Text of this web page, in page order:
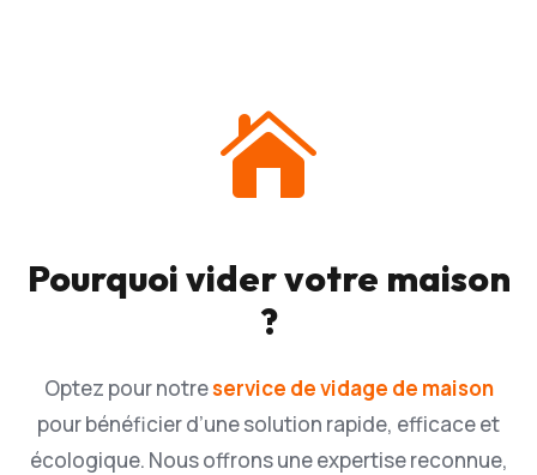

Pourquoi vider votre maison
?
Optez pour notreservice de vidage de maison
pour bénéficier d’une solution rapide, efficace et
écologique. Nous offrons une expertise reconnue,